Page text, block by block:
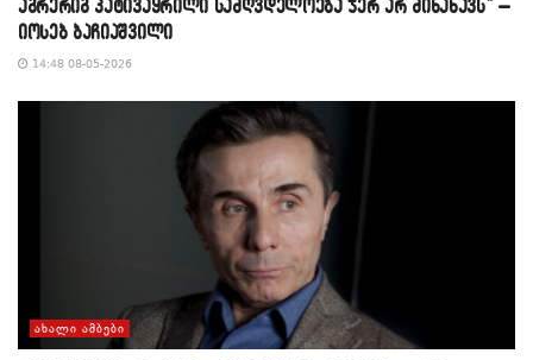
აგრერიგ პატივაყრილი სამღვდელოება ჯერ არ მინახავს” –
იოსებ ბაჩიაშვილი
14:48 08-05-2026
ᲐᲮᲐᲚᲘ ᲐᲛᲑᲔᲑᲘ